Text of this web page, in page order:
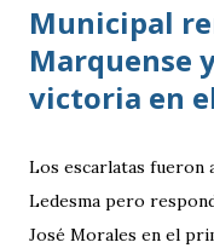
Municipal
Marquense
victoria en
Los escarlatas fueron
Ledesma pero
José Morales en el